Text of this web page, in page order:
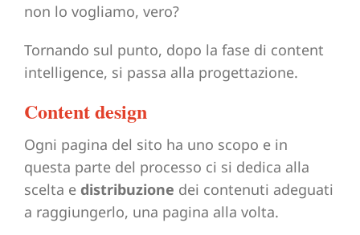
non lo vogliamo, vero?
Tornando sul punto, dopo la fase di content
intelligence, si passa alla progettazione.
Content design
Ogni pagina del sito ha uno scopo e in
questa parte del processo ci si dedica alla
scelta e distribuzione dei contenuti adeguati
a raggiungerlo, una pagina alla volta.